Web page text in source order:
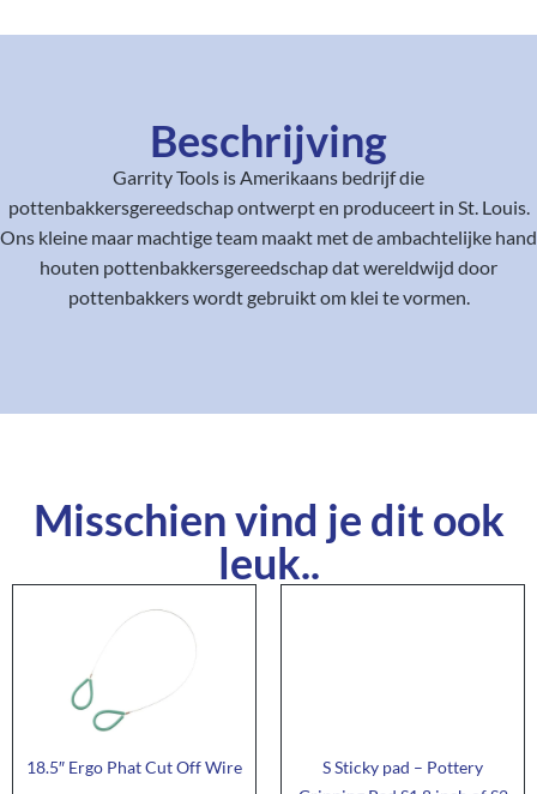
Beschrijving
Garrity Tools is Amerikaans bedrijf die
pottenbakkersgereedschap ontwerpt en produceert in St. Louis.
Ons kleine maar machtige team maakt met de ambachtelijke hand
houten pottenbakkersgereedschap dat wereldwijd door
pottenbakkers wordt gebruikt om klei te vormen.
Misschien vind je dit ook
leuk..
18.5″ Ergo Phat Cut Off Wire
S Sticky pad – Pottery